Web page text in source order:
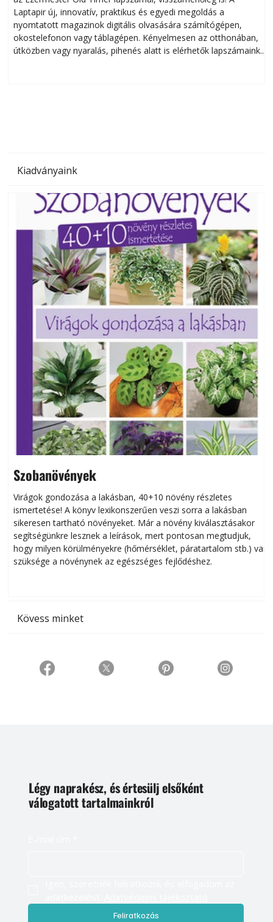
Laptapir új, innovatív, praktikus és egyedi megoldás a
nyomtatott magazinok digitális olvasására számítógépen,
okostelefonon vagy táblagépen. Kényelmesen az otthonában,
útközben vagy nyaralás, pihenés alatt is elérhetők lapszámaink.
Kiadványaink
Szobanövények
Virágok gondozása a lakásban, 40+10 növény részletes
ismertetése! A könyv lexikonszerűen veszi sorra a lakásban
sikeresen tart­ha­tó növényeket. Már a növény kiválasztásakor
segítségünkre lesznek a leírások, mert pontosan megtudjuk,
hogy milyen körülményekre (hőmérséklet, páratartalom stb.) van
szüksége a növénynek az egészséges fejlődéshez.
Kövess minket
Légy naprakész, és értesülj elsőként
válogatott tartalmainkról
Feliratkozás